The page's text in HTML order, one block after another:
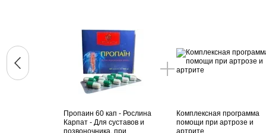
Пропаин 60 кап - Рослина
Карпат - Для суставов и
позвоночника, при
Комплексная программа
помощи при артрозе и
артрите